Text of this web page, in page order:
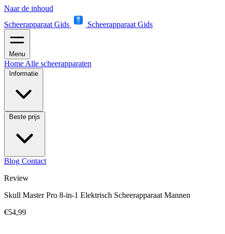
Naar de inhoud
Scheerapparaat Gids
Scheerapparaat Gids
Menu
Home Alle scheerapparaten
Informatie
Beste prijs
Blog Contact
Review
Skull Master Pro 8-in-1 Elektrisch Scheerapparaat Mannen
€54,99